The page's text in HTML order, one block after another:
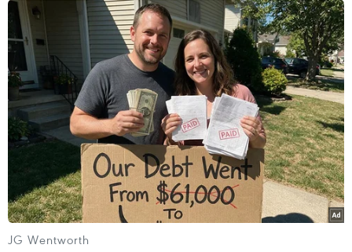
Thụy Sĩ thông qua mục tiêu của EU cắt
giảm tiêu thụ điện
21/12/2022 12:14
Chính phủ Thụy Sĩ cho biết sẽ tự nguyện thực hiện mục
tiêu giảm 10% mức tiêu thụ điện từ tháng 1 đến tháng
3/2023 và trong tháng 11 và 12/2023 so với mức trung
bình của 5 năm qua.
JG Wentworth